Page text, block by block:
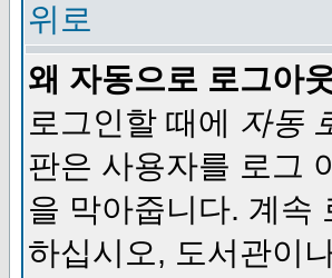
위로
왜 자동으로 로그아
로그인할 때에 자동
판은 사용자를 로그
을 막아줍니다. 계속
하십시오, 도서관이